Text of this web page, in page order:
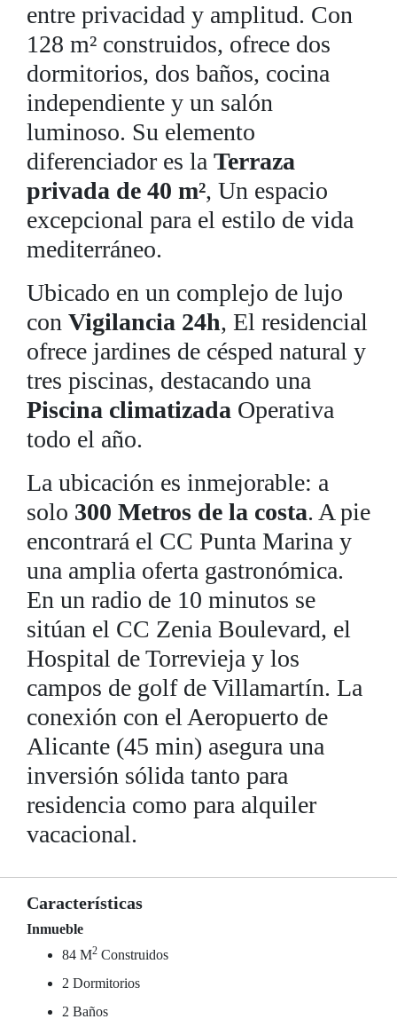
entre privacidad y amplitud. Con
128 m² construidos, ofrece dos
dormitorios, dos baños, cocina
independiente y un salón
luminoso. Su elemento
diferenciador es la Terraza
privada de 40 m², Un espacio
excepcional para el estilo de vida
mediterráneo.
Ubicado en un complejo de lujo
con Vigilancia 24h, El residencial
ofrece jardines de césped natural y
tres piscinas, destacando una
Piscina climatizada Operativa
todo el año.
La ubicación es inmejorable: a
solo 300 Metros de la costa. A pie
encontrará el CC Punta Marina y
una amplia oferta gastronómica.
En un radio de 10 minutos se
sitúan el CC Zenia Boulevard, el
Hospital de Torrevieja y los
campos de golf de Villamartín. La
conexión con el Aeropuerto de
Alicante (45 min) asegura una
inversión sólida tanto para
residencia como para alquiler
vacacional.
Características
Inmueble
84 M2 Construidos
2 Dormitorios
2 Baños